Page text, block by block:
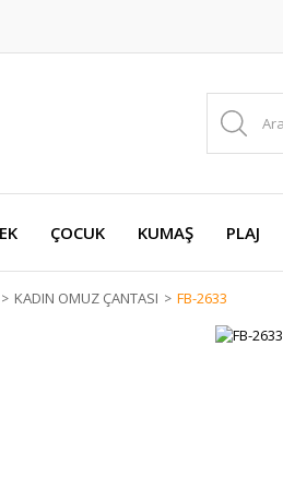
ÇOCUK KUMAŞ PLAJ
KADIN OMUZ ÇANTASI FB-2633